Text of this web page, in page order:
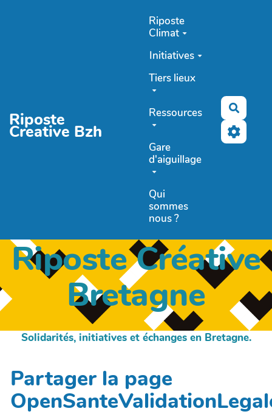
Riposte
Creative Bzh
Riposte
Climat
Initiatives
Tiers lieux
Ressources
Gare
d'aiguillage
Qui
sommes
nous ?
Riposte Créative
Bretagne
Solidarités, initiatives et échanges en Bretagne.
Partager la page